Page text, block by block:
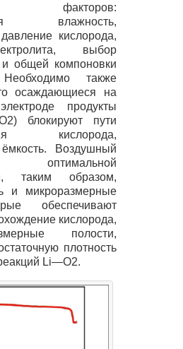
факторов:
влажность,
кислорода,
выбор
и общей компоновки
Необходимо также
осаждающиеся на
продукты
блокируют пути
кислорода,
Воздушный
оптимальной
таким образом,
и микроразмерные
обеспечивают
кислорода,
полости,
плотность
Li—O2.